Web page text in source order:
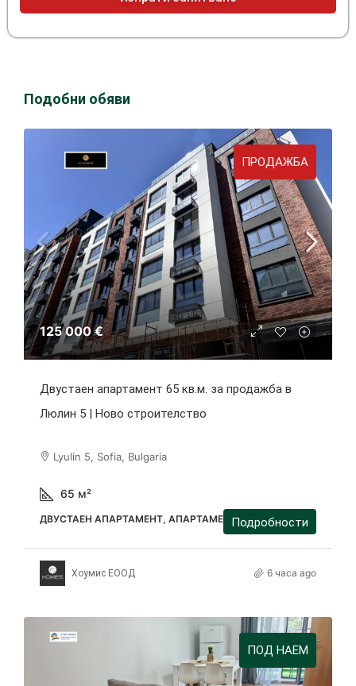
Подобни обяви
ПРОДАЖБА
125 000 €
Двустаен апартамент 65 кв.м. за продажба в
Люлин 5 | Ново строителство
Lyulin 5, Sofia, Bulgaria
65 м²
ДВУСТАЕН АПАРТАМЕНТ, АПАРТАМЕНТПодробности
Хоумис ЕООД 6 часа ago
ПОД НАЕМ